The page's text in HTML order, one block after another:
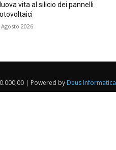
vita al silicio dei pannelli
Agosto 2026
| Powered by Deus Informatica